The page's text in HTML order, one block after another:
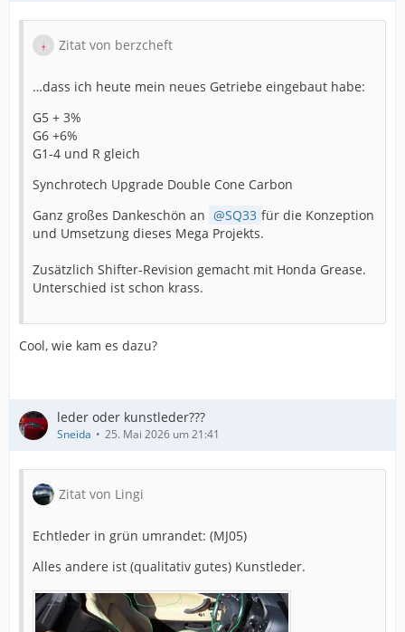
Zitat von berzcheft
…dass ich heute mein neues Getriebe eingebaut habe:
G5 + 3%
G6 +6%
G1-4 und R gleich
Synchrotech Upgrade Double Cone Carbon
Ganz großes Dankeschön an
SQ33 für die Konzeption
und Umsetzung dieses Mega Projekts.
Zusätzlich Shifter-Revision gemacht mit Honda Grease.
Unterschied ist schon krass.
Cool, wie kam es dazu?
leder oder kunstleder???
Sneida 25. Mai 2026 um 21:41
Zitat von Lingi
Echtleder in grün umrandet: (MJ05)
Alles andere ist (qualitativ gutes) Kunstleder.